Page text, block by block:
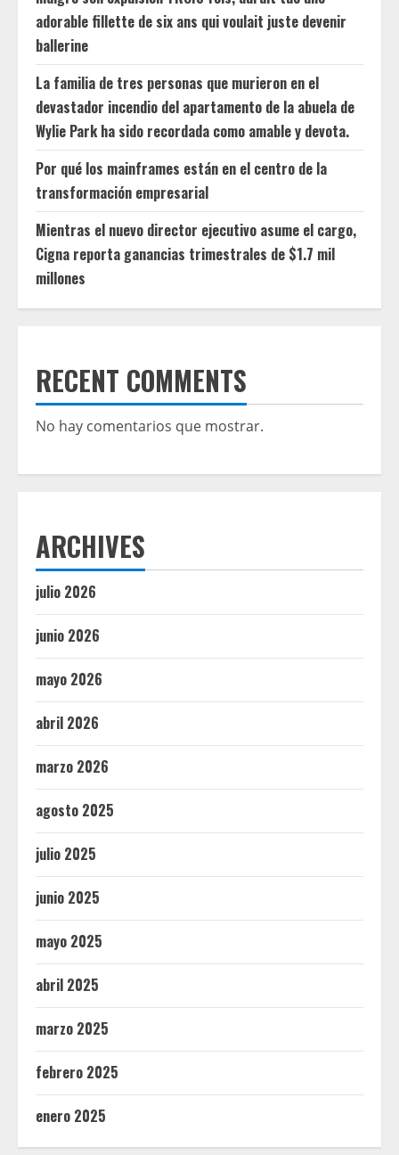
adorable fillette de six ans qui voulait juste devenir
ballerine
La familia de tres personas que murieron en el
devastador incendio del apartamento de la abuela de
Wylie Park ha sido recordada como amable y devota.
Por qué los mainframes están en el centro de la
transformación empresarial
Mientras el nuevo director ejecutivo asume el cargo,
Cigna reporta ganancias trimestrales de $1.7 mil
millones
RECENT COMMENTS
No hay comentarios que mostrar.
ARCHIVES
julio 2026
junio 2026
mayo 2026
abril 2026
marzo 2026
agosto 2025
julio 2025
junio 2025
mayo 2025
abril 2025
marzo 2025
febrero 2025
enero 2025